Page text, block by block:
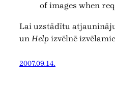
of images when
Lai uzstādītu
un Help izvēlnē
2007.09.14.